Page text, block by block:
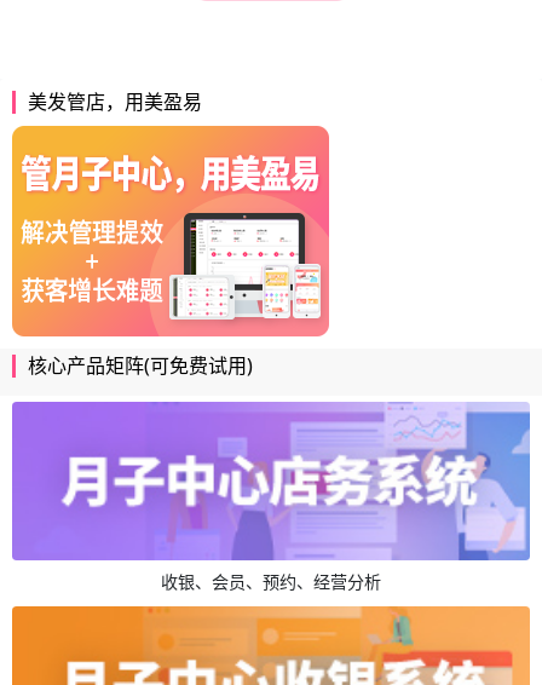
美发管店，用美盈易
核心产品矩阵(可免费试用)
收银、会员、预约、经营分析